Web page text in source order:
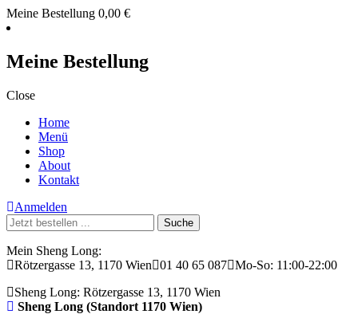
Meine Bestellung 0,00 €
Meine Bestellung
Close
Home
Menü
Shop
About
Kontakt
Anmelden
Suche
nach:
Mein Sheng Long:
Rötzergasse 13, 1170 Wien
01 40 65 087 Mo-So: 11:00-22:00
Sheng Long: Rötzergasse 13, 1170 Wien
Sheng Long (Standort 1170 Wien)